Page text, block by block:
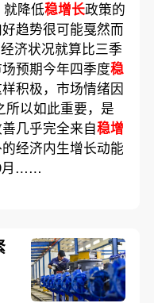
降低稳增长政策的
趋势很可能戛然而
济状况就算比三季
预期今年四季度稳
积极，市场情绪因
所以如此重要，是
几乎完全来自稳增
经济内生增长动能
月……